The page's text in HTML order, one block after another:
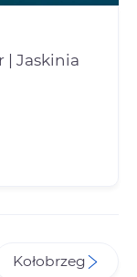
| Jaskinia
Kołobrzeg